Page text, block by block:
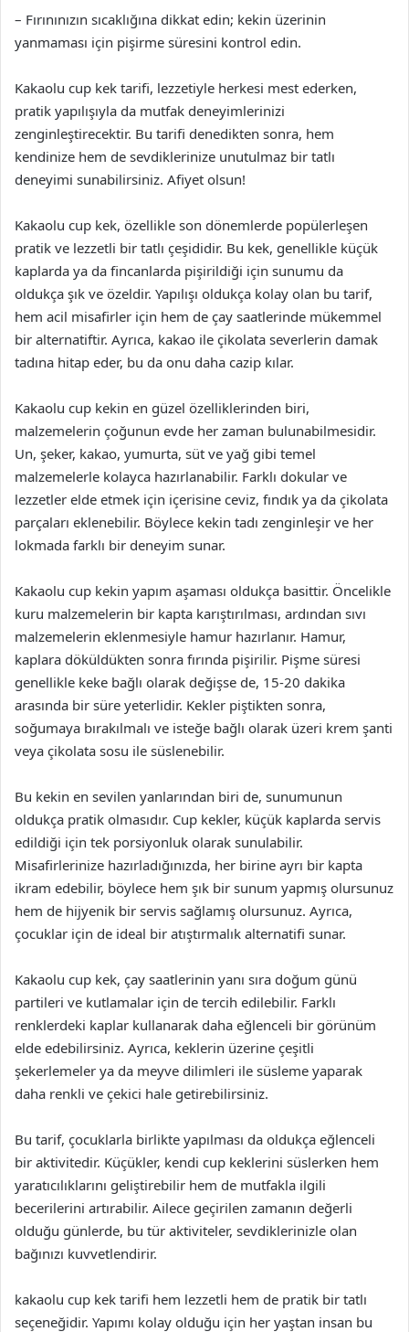
– Fırınınızın sıcaklığına dikkat edin; kekin üzerinin
yanmaması için pişirme süresini kontrol edin.
Kakaolu cup kek tarifi, lezzetiyle herkesi mest ederken,
pratik yapılışıyla da mutfak deneyimlerinizi
zenginleştirecektir. Bu tarifi denedikten sonra, hem
kendinize hem de sevdiklerinize unutulmaz bir tatlı
deneyimi sunabilirsiniz. Afiyet olsun!
Kakaolu cup kek, özellikle son dönemlerde popülerleşen
pratik ve lezzetli bir tatlı çeşididir. Bu kek, genellikle küçük
kaplarda ya da fincanlarda pişirildiği için sunumu da
oldukça şık ve özeldir. Yapılışı oldukça kolay olan bu tarif,
hem acil misafirler için hem de çay saatlerinde mükemmel
bir alternatiftir. Ayrıca, kakao ile çikolata severlerin damak
tadına hitap eder, bu da onu daha cazip kılar.
Kakaolu cup kekin en güzel özelliklerinden biri,
malzemelerin çoğunun evde her zaman bulunabilmesidir.
Un, şeker, kakao, yumurta, süt ve yağ gibi temel
malzemelerle kolayca hazırlanabilir. Farklı dokular ve
lezzetler elde etmek için içerisine ceviz, fındık ya da çikolata
parçaları eklenebilir. Böylece kekin tadı zenginleşir ve her
lokmada farklı bir deneyim sunar.
Kakaolu cup kekin yapım aşaması oldukça basittir. Öncelikle
kuru malzemelerin bir kapta karıştırılması, ardından sıvı
malzemelerin eklenmesiyle hamur hazırlanır. Hamur,
kaplara döküldükten sonra fırında pişirilir. Pişme süresi
genellikle keke bağlı olarak değişse de, 15-20 dakika
arasında bir süre yeterlidir. Kekler piştikten sonra,
soğumaya bırakılmalı ve isteğe bağlı olarak üzeri krem şanti
veya çikolata sosu ile süslenebilir.
Bu kekin en sevilen yanlarından biri de, sunumunun
oldukça pratik olmasıdır. Cup kekler, küçük kaplarda servis
edildiği için tek porsiyonluk olarak sunulabilir.
Misafirlerinize hazırladığınızda, her birine ayrı bir kapta
ikram edebilir, böylece hem şık bir sunum yapmış olursunuz
hem de hijyenik bir servis sağlamış olursunuz. Ayrıca,
çocuklar için de ideal bir atıştırmalık alternatifi sunar.
Kakaolu cup kek, çay saatlerinin yanı sıra doğum günü
partileri ve kutlamalar için de tercih edilebilir. Farklı
renklerdeki kaplar kullanarak daha eğlenceli bir görünüm
elde edebilirsiniz. Ayrıca, keklerin üzerine çeşitli
şekerlemeler ya da meyve dilimleri ile süsleme yaparak
daha renkli ve çekici hale getirebilirsiniz.
Bu tarif, çocuklarla birlikte yapılması da oldukça eğlenceli
bir aktivitedir. Küçükler, kendi cup keklerini süslerken hem
yaratıcılıklarını geliştirebilir hem de mutfakla ilgili
becerilerini artırabilir. Ailece geçirilen zamanın değerli
olduğu günlerde, bu tür aktiviteler, sevdiklerinizle olan
bağınızı kuvvetlendirir.
kakaolu cup kek tarifi hem lezzetli hem de pratik bir tatlı
seçeneğidir. Yapımı kolay olduğu için her yaştan insan bu